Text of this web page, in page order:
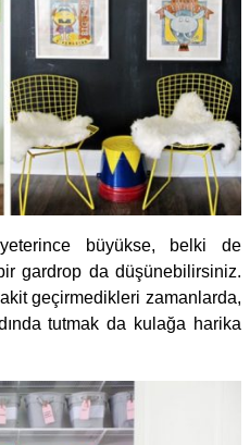
büyükse, belki de
gardrop da düşünebilirsiniz.
geçirmedikleri zamanlarda,
tutmak da kulağa harika